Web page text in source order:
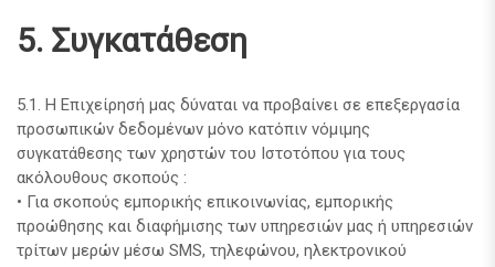
5. Συγκατάθεση
5.1. Η Επιχείρησή μας δύναται να προβαίνει σε επεξεργασία
προσωπικών δεδομένων μόνο κατόπιν νόμιμης
συγκατάθεσης των χρηστών του Ιστοτόπου για τους
ακόλουθους σκοπούς :
• Για σκοπούς εμπορικής επικοινωνίας, εμπορικής
προώθησης και διαφήμισης των υπηρεσιών μας ή υπηρεσιών
τρίτων μερών μέσω SMS, τηλεφώνου, ηλεκτρονικού